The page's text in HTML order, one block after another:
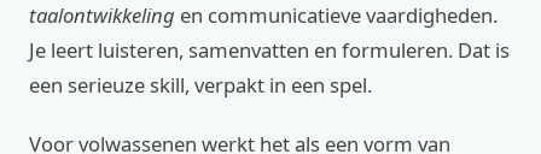
taalontwikkeling en communicatieve vaardigheden.
Je leert luisteren, samenvatten en formuleren. Dat is
een serieuze skill, verpakt in een spel.
Voor volwassenen werkt het als een vorm van